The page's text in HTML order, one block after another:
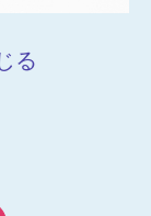
る